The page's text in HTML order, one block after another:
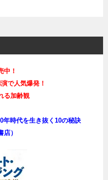
中！
で人気爆発！
る加齢観
年時代を生き抜く10の秘訣
店）